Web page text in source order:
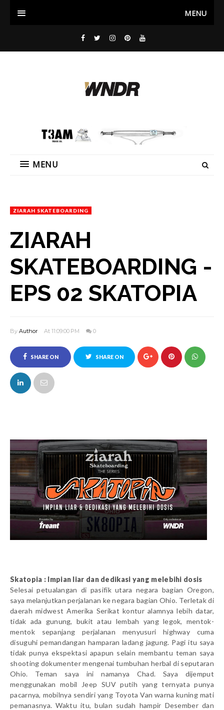
MENU
MENU
ZIARAH SKATEBOARDING
ZIARAH
SKATEBOARDING -
EPS 02 SKATOPIA
By Author At 11:09:00 PM 0
SHARE ON
FACEBOOK
SHARE ON
Skatopia : Impian liar dan dedikasi yang melebihi dosis
Selesai petualangan di pasifik utara negara bagian Oregon,
saya melanjutkan perjalanan ke negara bagian Ohio. Terletak di
daerah midwest Amerika Serikat kontur alamnya lebih datar,
tidak ada gunung, bukit atau lembah yang legok, mentok-
mentok sepanjang perjalanan menyusuri highway cuma
disuguhi pemandangan hamparan ladang jagung. Pagi itu saya
tidak punya ekspektasi apapun selain membantu teman saya
shooting dokumenter mengenai tumbuhan herbal di seputaran
Ohio. Teman saya ini namanya Chad. Saya dijemput
menggunakan mobil Jeep SUV putih yang ternyata punya
pacarnya, mobilnya sendiri yang Toyota Van warna kuning mati
pemanasnya. Waktu itu, bulan sudah hampir Desember dan